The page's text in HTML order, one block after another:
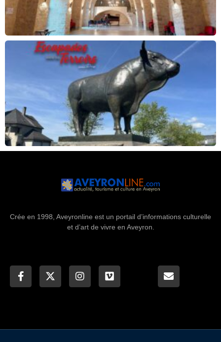
Crée en 1998, Aveyronline est un portail d’informations culturelle
et d’art de vivre en Aveyron.